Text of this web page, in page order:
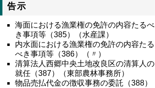
告示
海面における漁業権の免許の内容たるべ
き事項等（385）（水産課）
内水面における漁業権の免許の内容たる
べき事項等（386）（〃）
清算法人西郷中央土地改良区の清算人の
就任（387）（東部農林事務所）
物品売払代金の徴収事務の委託（388）